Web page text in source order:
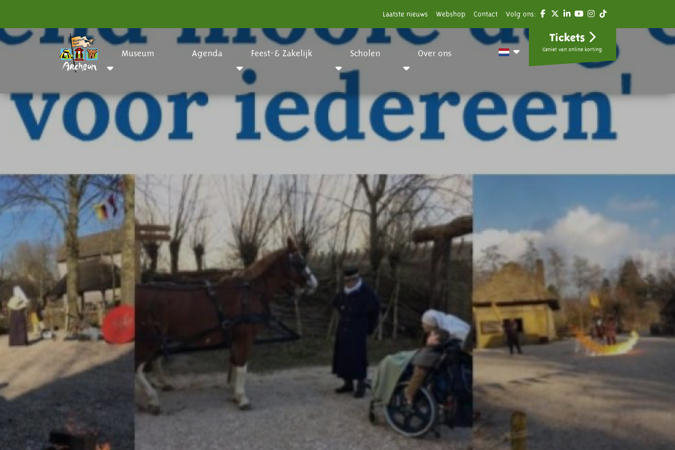
Laatste nieuws Webshop Contact Volg ons:
Museum Agenda Feest-& Zakelijk Scholen Over ons
Tickets
Geniet van online korting.